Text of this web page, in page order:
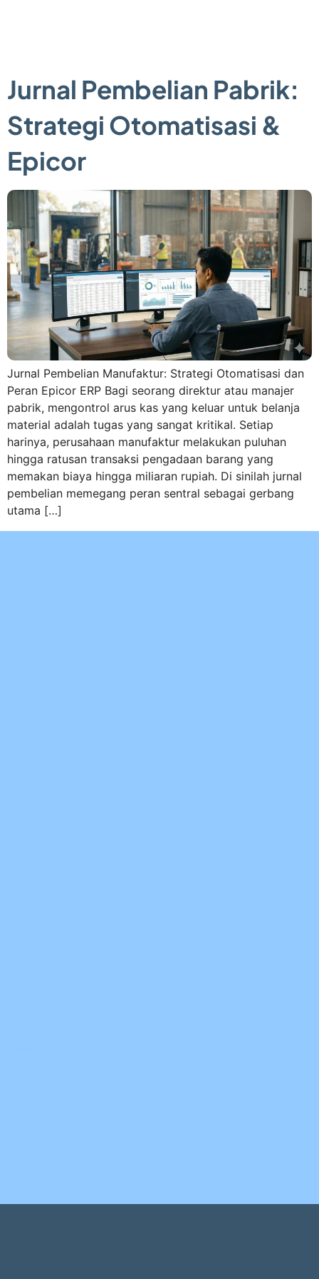
Jurnal Pembelian Pabrik:
Strategi Otomatisasi &
Epicor
Jurnal Pembelian Manufaktur: Strategi Otomatisasi dan
Peran Epicor ERP Bagi seorang direktur atau manajer
pabrik, mengontrol arus kas yang keluar untuk belanja
material adalah tugas yang sangat kritikal. Setiap
harinya, perusahaan manufaktur melakukan puluhan
hingga ratusan transaksi pengadaan barang yang
memakan biaya hingga miliaran rupiah. Di sinilah jurnal
pembelian memegang peran sentral sebagai gerbang
utama […]